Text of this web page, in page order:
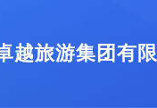
越旅游集团有